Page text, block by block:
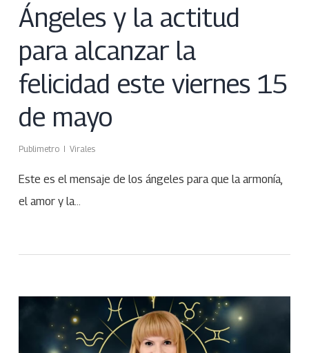
Ángeles y la actitud
para alcanzar la
felicidad este viernes 15
de mayo
Publimetro Virales
Este es el mensaje de los ángeles para que la armonía,
el amor y la…